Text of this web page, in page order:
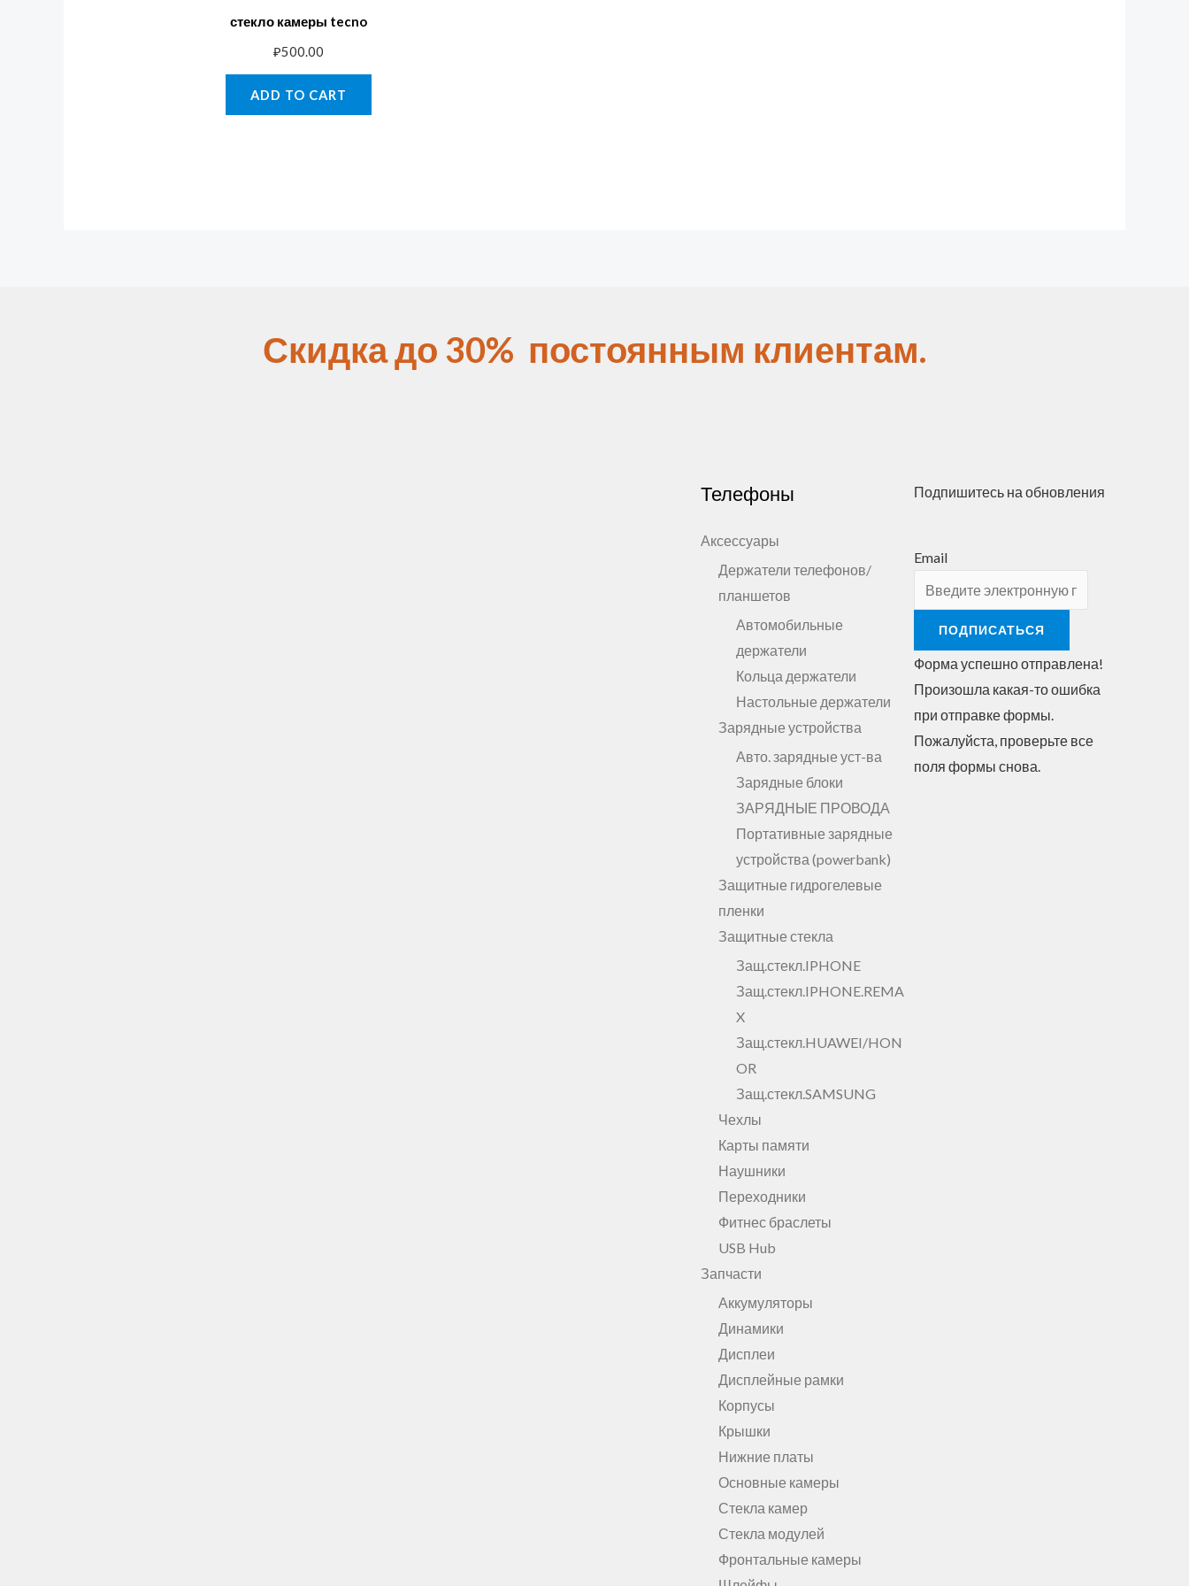
стекло камеры tecno
₽500.00
ADD TO CART
Скидка до 30% постоянным клиентам.
Телефоны
Аксессуары
Держатели телефонов/
планшетов
Автомобильные
держатели
Кольца держатели
Настольные держатели
Зарядные устройства
Авто. зарядные уст-ва
Зарядные блоки
ЗАРЯДНЫЕ ПРОВОДА
Портативные зарядные
устройства (powerbank)
Защитные гидрогелевые
пленки
Защитные стекла
Защ.стекл.IPHONE
Защ.стекл.IPHONE.REMA
X
Защ.стекл.HUAWEI/HON
OR
Защ.стекл.SAMSUNG
Чехлы
Карты памяти
Наушники
Переходники
Фитнес браслеты
USB Hub
Запчасти
Аккумуляторы
Динамики
Дисплеи
Дисплейные рамки
Корпусы
Крышки
Нижние платы
Основные камеры
Стекла камер
Стекла модулей
Фронтальные камеры
Подпишитесь на обновления
Email
ПОДПИСАТЬСЯ
Форма успешно отправлена!
Произошла какая-то ошибка
при отправке формы.
Пожалуйста, проверьте все
поля формы снова.